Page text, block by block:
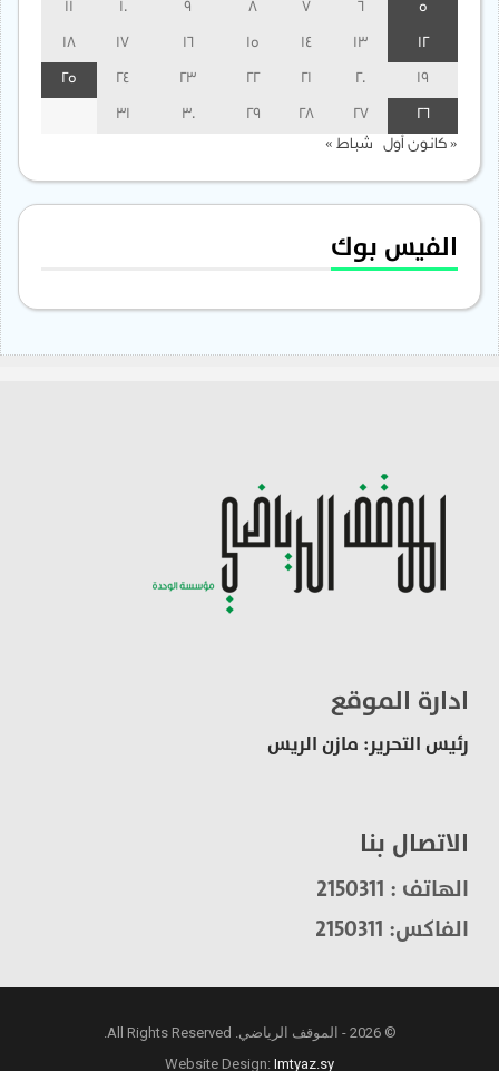
13
14
15
16
17
18
19
20
21
22
23
24
25
26
27
28
29
30
31
« كانون أول شباط »
الفيس بوك
ادارة الموقع
رئيس التحرير: مازن الريس
الاتصال بنا
الهاتف : 2150311
الفاكس: 2150311
© 2026 - الموقف الرياضي. All Rights Reserved.
Website Design:Imtyaz.sy